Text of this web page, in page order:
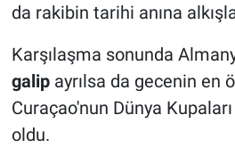
da rakibin tarihi anına
Karşılaşma sonunda
galipayrılsa da gecenin en
Curaçao'nun Dünya
oldu.